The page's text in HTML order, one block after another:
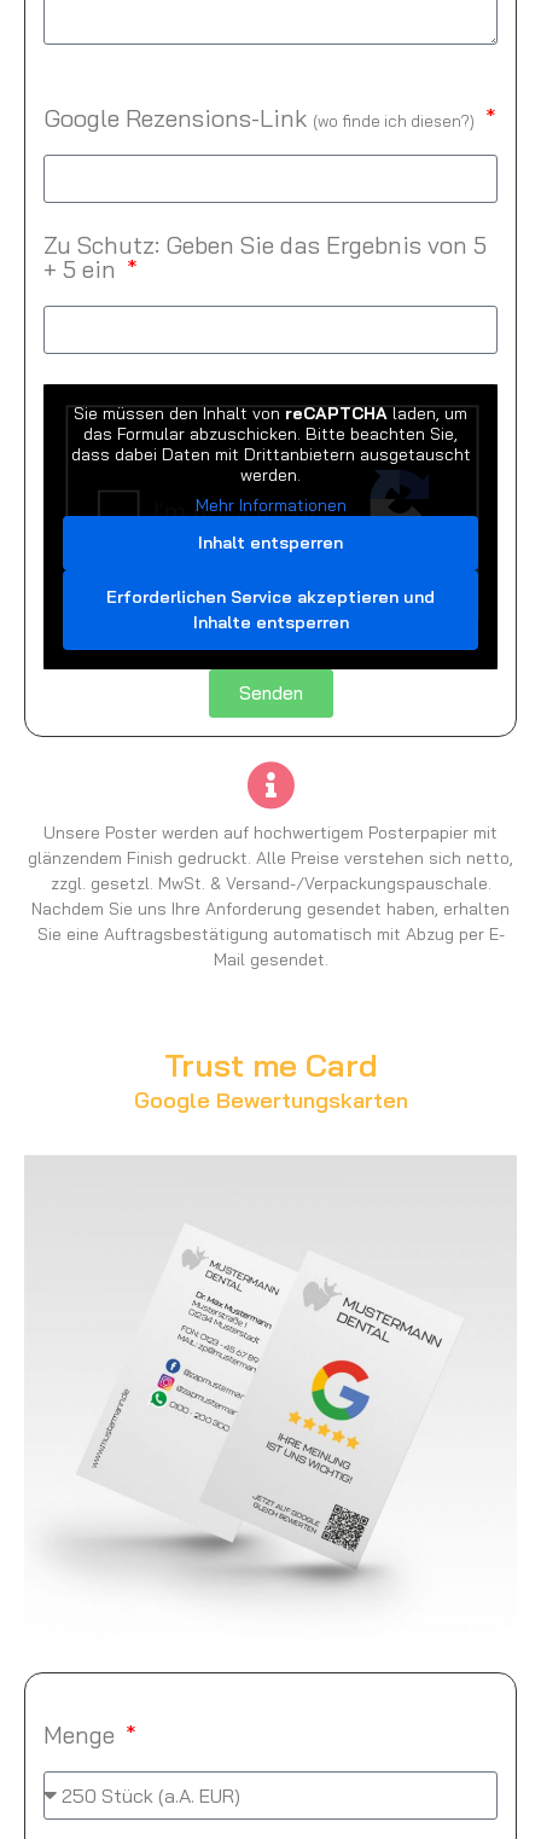
Google Rezensions-Link (wo finde ich diesen?)
Zu Schutz: Geben Sie das Ergebnis von 5
+ 5 ein
Sie müssen den Inhalt vonreCAPTCHAladen, um
das Formular abzuschicken. Bitte beachten Sie,
dass dabei Daten mit Drittanbietern ausgetauscht
werden.
Mehr Informationen
Inhalt entsperren
Erforderlichen Service akzeptieren und
Inhalte entsperren
Senden
Unsere Poster werden auf hochwertigem Posterpapier mit
glänzendem Finish gedruckt. Alle Preise verstehen sich netto,
zzgl. gesetzl. MwSt. & Versand-/Verpackungspauschale.
Nachdem Sie uns Ihre Anforderung gesendet haben, erhalten
Sie eine Auftragsbestätigung automatisch mit Abzug per E-
Mail gesendet.
Trust me Card
Google Bewertungskarten
Menge